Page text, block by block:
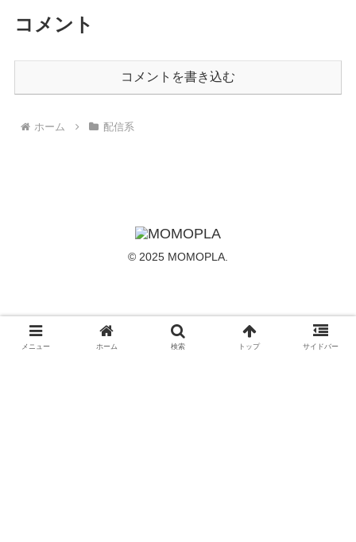
コメント
コメントを書き込む
ホーム 配信系
© 2025 MOMOPLA.
メニュー ホーム 検索 トップ サイドバー